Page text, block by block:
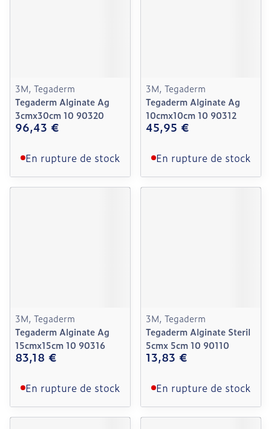
3M, Tegaderm
Tegaderm Alginate Ag
3cmx30cm 10 90320
96,43 €
En rupture de stock
3M, Tegaderm
Tegaderm Alginate Ag
10cmx10cm 10 90312
45,95 €
En rupture de stock
3M, Tegaderm
Tegaderm Alginate Ag
15cmx15cm 10 90316
83,18 €
En rupture de stock
3M, Tegaderm
Tegaderm Alginate Steril
5cmx 5cm 10 90110
13,83 €
En rupture de stock